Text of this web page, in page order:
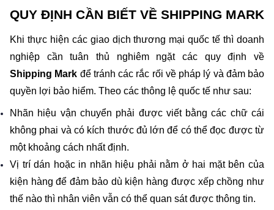
QUY ĐỊNH CẦN BIẾT VỀ SHIPPING MARK
Khi thực hiện các giao dịch thương mại quốc tế thì doanh
Shipping Mark để tránh các rắc rối về pháp lý và đảm bảo
quyền lợi bảo hiểm. Theo các thông lệ quốc tế như sau:
Nhãn hiệu vận chuyển phải được viết bằng các chữ cái
không phai và có kích thước đủ lớn để có thể đọc được từ
một khoảng cách nhất định.
Vị trí dán hoặc in nhãn hiệu phải nằm ở hai mặt bên của
kiện hàng để đảm bảo dù kiện hàng được xếp chồng như
thế nào thì nhân viên vẫn có thể quan sát được thông tin.